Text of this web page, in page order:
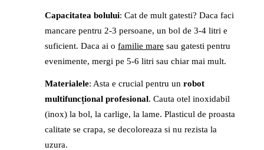
Capacitatea bolului: Cat de mult gatesti? Daca faci
mancare pentru 2-3 persoane, un bol de 3-4 litri e
suficient. Daca ai o familie mare sau gatesti pentru
evenimente, mergi pe 5-6 litri sau chiar mai mult.
Materialele: Asta e crucial pentru un robot
multifuncțional profesional. Cauta otel inoxidabil
(inox) la bol, la carlige, la lame. Plasticul de proasta
calitate se crapa, se decoloreaza si nu rezista la
uzura.